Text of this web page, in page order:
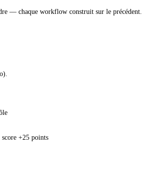
— chaque workflow construit sur le précédent.
+25 points